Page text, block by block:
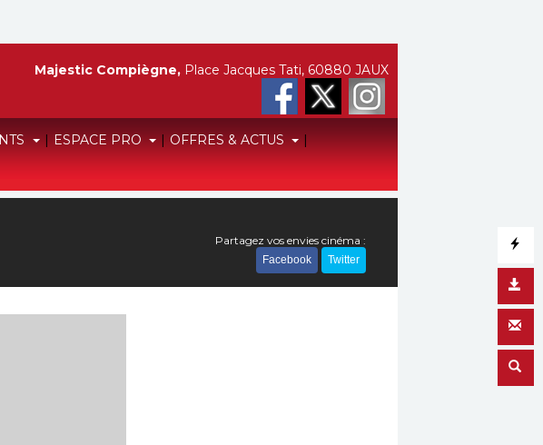
| ESPACE PRO | OFFRES & ACTUS
|
Majestic Compiègne, Place Jacques Tati, 60880 JAUX
Partagez vos envies cinéma :
Facebook Twitter